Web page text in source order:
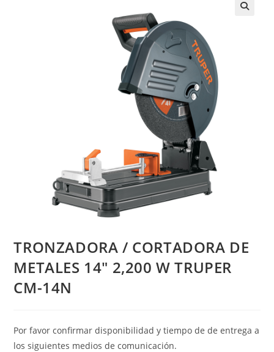
TRONZADORA / CORTADORA DE
METALES 14″ 2,200 W TRUPER
CM-14N
Por favor confirmar disponibilidad y tiempo de de entrega a
los siguientes medios de comunicación.